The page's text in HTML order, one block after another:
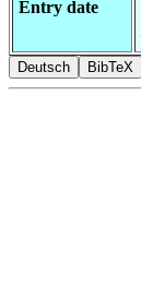
Entry date